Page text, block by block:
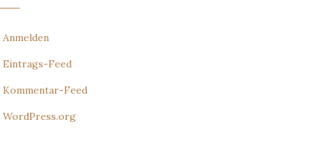
Anmelden
Eintrags-Feed
Kommentar-Feed
WordPress.org